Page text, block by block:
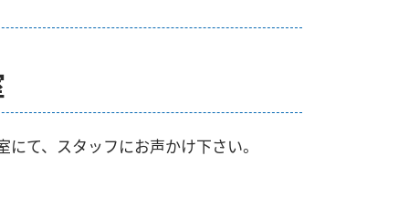
て、スタッフにお声かけ下さい。